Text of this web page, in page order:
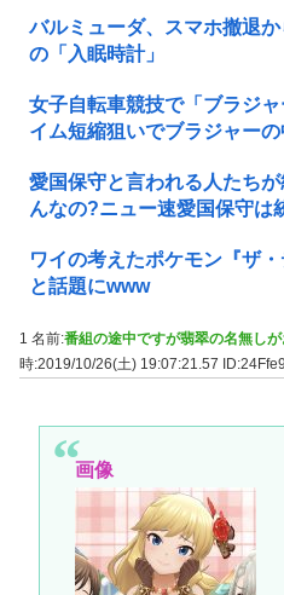
バルミューダ、スマホ撤退
の「入眠時計」
女子自転車競技で「ブラジ
イム短縮狙いでブラジャー
愛国保守と言われる人たち
んなの?ニュー速愛国保守は
ワイの考えたポケモン『ザ
と話題にwww
1 名前:番組の途中ですが翡翠の名無し
時:2019/10/26(土) 19:07:21.57
画像